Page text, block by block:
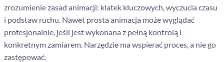
zrozumienie zasad animacji: klatek kluczowych, wyczucia czasu
i podstaw ruchu. Nawet prosta animacja może wyglądać
profesjonalnie, jeśli jest wykonana z pełną kontrolą i
konkretnym zamiarem. Narzędzie ma wspierać proces, a nie go
zastępować.